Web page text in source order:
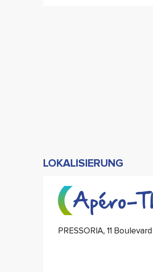
LOKALISIERUNG
Apéro-
PRESSORIA, 11